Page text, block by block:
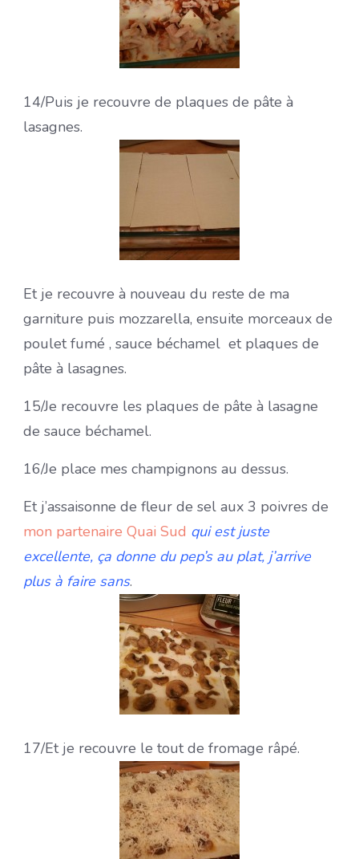
14/Puis je recouvre de plaques de pâte à
lasagnes.
Et je recouvre à nouveau du reste de ma
garniture puis mozzarella, ensuite morceaux de
poulet fumé , sauce béchamel et plaques de
pâte à lasagnes.
15/Je recouvre les plaques de pâte à lasagne
de sauce béchamel.
16/Je place mes champignons au dessus.
Et j’assaisonne de fleur de sel aux 3 poivres de
mon partenaire Quai Sud qui est juste
excellente, ça donne du pep’s au plat, j’arrive
plus à faire sans.
17/Et je recouvre le tout de fromage râpé.